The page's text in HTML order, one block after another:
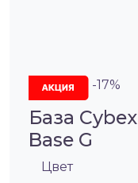
-17%
База Cybex
Base G
Цвет